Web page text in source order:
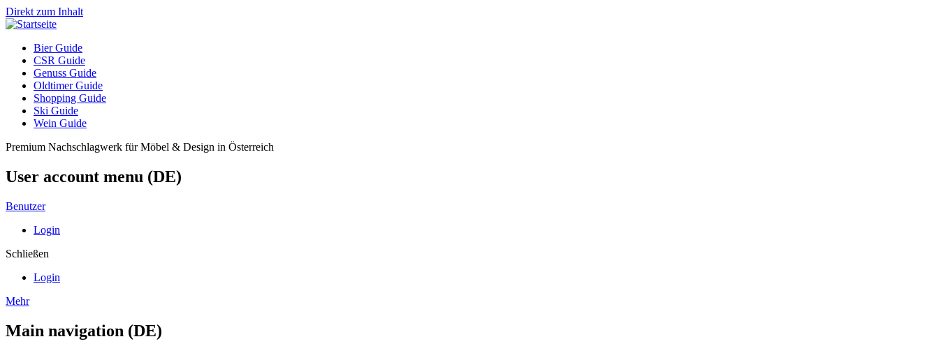
Direkt zum Inhalt
Bier Guide
CSR Guide
Genuss Guide
Oldtimer Guide
Shopping Guide
Ski Guide
Wein Guide
Premium Nachschlagwerk für Möbel & Design in Österreich
User account menu (DE)
Benutzer
Login
Schließen
Login
Mehr
Main navigation (DE)